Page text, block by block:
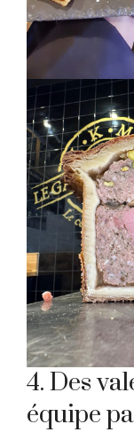
4. Des
équipe